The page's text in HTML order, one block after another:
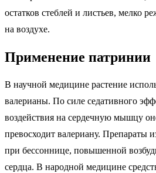
остатков стеблей и листьев, мелко
на воздухе.
Применение патринии
В научной медицине растение
валерианы. По силе седативного
воздействия на сердечную мышцу
превосходит валериану. Препараты
при бессоннице, повышенной
сердца. В народной медицине